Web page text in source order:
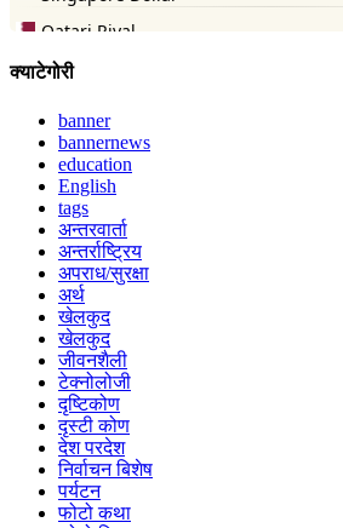
क्याटेगोरी
banner
bannernews
education
English
tags
अन्तरवार्ता
अन्तर्राष्ट्रिय
अपराध/सुरक्षा
अर्थ
खेलकुद
खेलकुद
जीवनशैली
टेक्नोलोजी
दृष्टिकोण
दृस्टी कोण
देश परदेश
निर्वाचन बिशेष
पर्यटन
फोटो कथा